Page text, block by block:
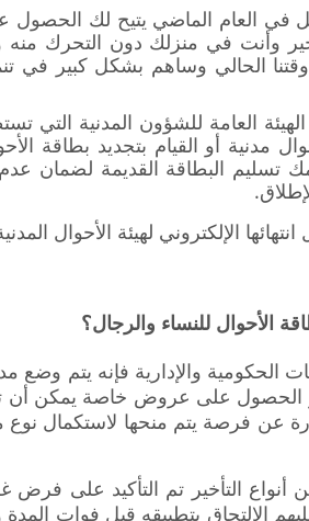
في العام الماضي يتيح لك الحصول
وأنت في منزلك دون التحرك منه
الحالي وساهم بشكل كبير في
العامة للشؤون المدنية التي
مدنية أو القيام بتجديد بطاقة
تسليم البطاقة القديمة لضمان
الإلكتروني لهيئة الأحوال
الأحوال للنساء والرجال؟
الحكومية والإدارية فإنه يتم وضع
الحصول على عروض خاصة يمكن أن
عن فرصة يتم منحها لاستكمال
التأخير تم التأكيد على فرض
الإلتحاق بتطبيقه قبل فوات المدة